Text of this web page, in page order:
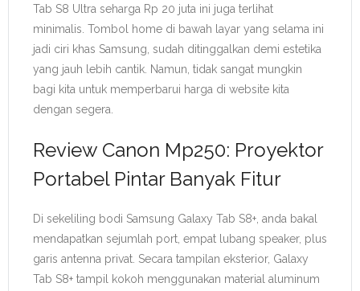
Tab S8 Ultra seharga Rp 20 juta ini juga terlihat
minimalis. Tombol home di bawah layar yang selama ini
jadi ciri khas Samsung, sudah ditinggalkan demi estetika
yang jauh lebih cantik. Namun, tidak sangat mungkin
bagi kita untuk memperbarui harga di website kita
dengan segera.
Review Canon Mp250: Proyektor
Portabel Pintar Banyak Fitur
Di sekeliling bodi Samsung Galaxy Tab S8+, anda bakal
mendapatkan sejumlah port, empat lubang speaker, plus
garis antenna privat. Secara tampilan eksterior, Galaxy
Tab S8+ tampil kokoh menggunakan material aluminum